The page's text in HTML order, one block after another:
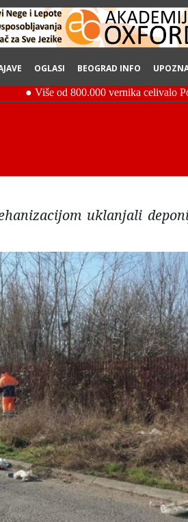
OGLASI BEOGRAD INFO
uklanjali